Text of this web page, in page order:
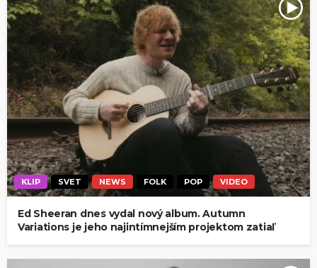
KLIP SVET NEWS FOLK POP VIDEO
Ed Sheeran dnes vydal nový album. Autumn
Variations je jeho najintímnejším projektom zatiaľ